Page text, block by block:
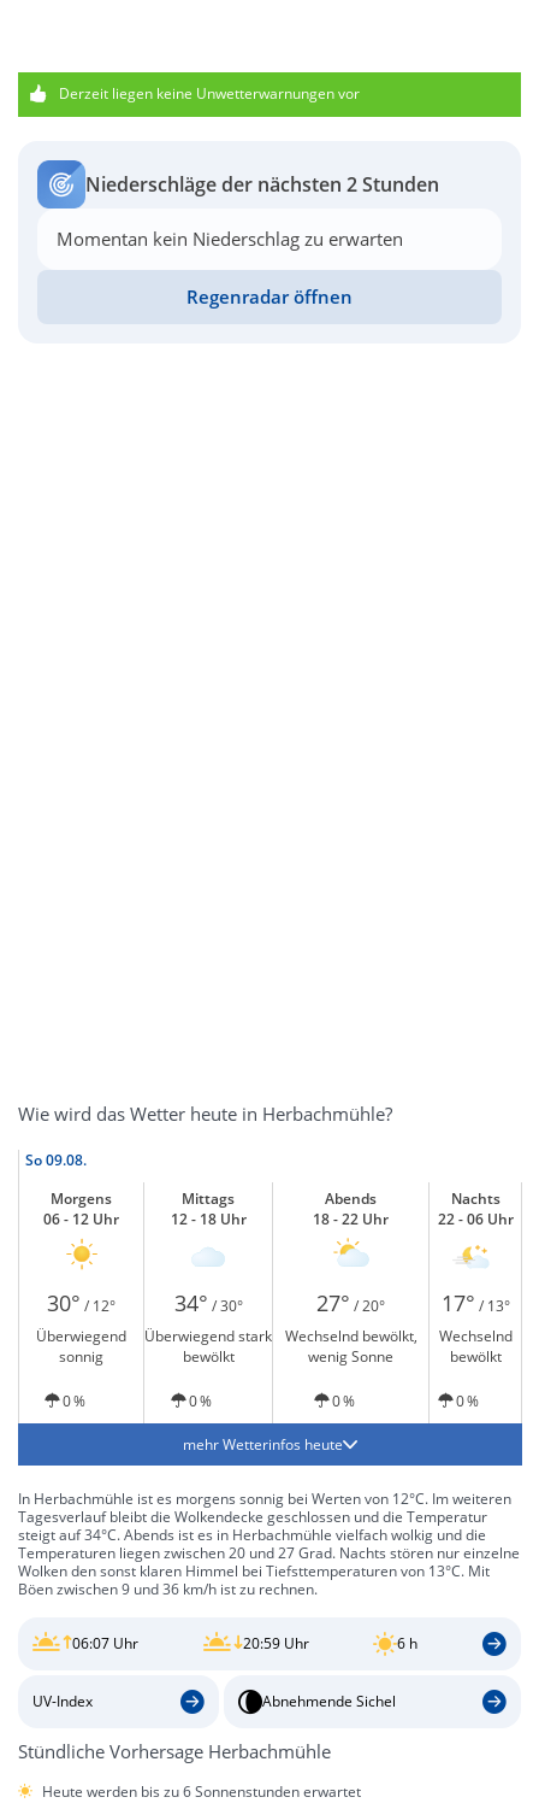
Derzeit liegen keine Unwetterwarnungen vor
Niederschläge der nächsten 2 Stunden
Momentan kein Niederschlag zu erwarten
Regenradar öffnen
Wie wird das Wetter heute in Herbachmühle?
So09.08.
Morgens
06 - 12 Uhr
Mittags
12 - 18 Uhr
Abends
18 - 22 Uhr
Nachts
22 - 06 Uhr
30° / 12° 34° / 30° 27° / 20° 17° / 13°
Überwiegend
sonnig
Überwiegend stark
bewölkt
Wechselnd bewölkt,
wenig Sonne
Wechselnd
bewölkt
0 % 0 % 0 % 0 %
mehr Wetterinfos heute
In Herbachmühle ist es morgens sonnig bei Werten von 12°C. Im weiteren
Tagesverlauf bleibt die Wolkendecke geschlossen und die Temperatur
steigt auf 34°C. Abends ist es in Herbachmühle vielfach wolkig und die
Temperaturen liegen zwischen 20 und 27 Grad. Nachts stören nur einzelne
Wolken den sonst klaren Himmel bei Tiefsttemperaturen von 13°C. Mit
Böen zwischen 9 und 36 km/h ist zu rechnen.
06:07 Uhr 20:59 Uhr 6 h
UV-Index Abnehmende Sichel
Stündliche Vorhersage Herbachmühle
Heute werden bis zu 6 Sonnenstunden erwartet